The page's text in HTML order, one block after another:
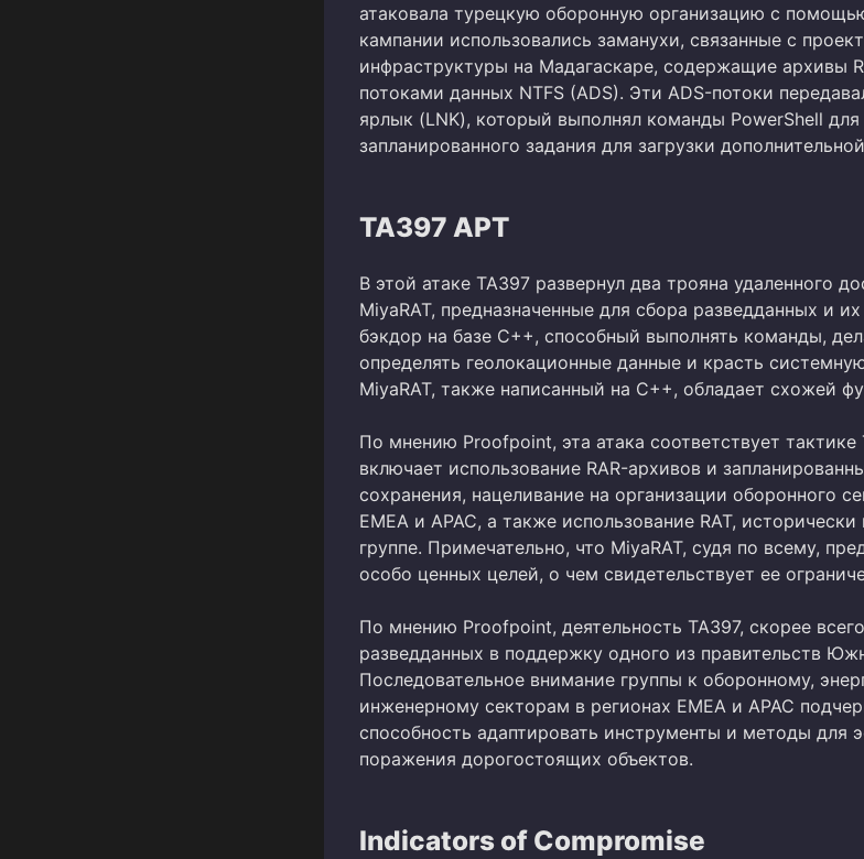
атаковала турецкую оборонную организацию с
кампании использовались заманухи, связанные с
инфраструктуры на Мадагаскаре, содержащие архивы
потоками данных NTFS (ADS). Эти ADS-потоки
ярлык (LNK), который выполнял команды PowerShell для
запланированного задания для загрузки
TA397 APT
В этой атаке TA397 развернул два трояна удаленного
MiyaRAT, предназначенные для сбора разведданных и
бэкдор на базе C++, способный выполнять команды,
определять геолокационные данные и красть
MiyaRAT, также написанный на C++, обладает схожей
По мнению Proofpoint, эта атака соответствует тактике
включает использование RAR-архивов и
сохранения, нацеливание на организации оборонного
EMEA и APAC, а также использование RAT,
группе. Примечательно, что MiyaRAT, судя по всему,
особо ценных целей, о чем свидетельствует ее
По мнению Proofpoint, деятельность TA397, скорее
разведданных в поддержку одного из правительств
Последовательное внимание группы к оборонному,
инженерному секторам в регионах EMEA и APAC
способность адаптировать инструменты и методы для
поражения дорогостоящих объектов.
Indicators of Compromise